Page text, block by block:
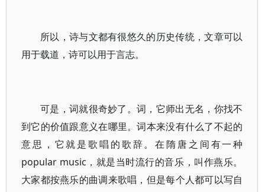
所以，诗与文都有很悠久的历史传统，文章可以
用于载道，诗可以用于言志。
可是，词就很奇妙了。词，它师出无名，你找不
到它的价值跟意义在哪里。词本来没有什么了不起的
意思，它就是歌唱的歌辞。在隋唐之间有一种
popular music，就是当时流行的音乐，叫作燕乐。
大家都按燕乐的曲调来歌唱，但是每个人都可以写自